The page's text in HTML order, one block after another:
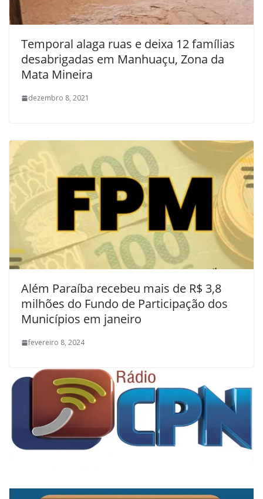
Temporal alaga ruas e deixa 12 famílias
desabrigadas em Manhuaçu, Zona da
Mata Mineira
dezembro 8, 2021
Além Paraíba recebeu mais de R$ 3,8
milhões do Fundo de Participação dos
Municípios em janeiro
fevereiro 8, 2024